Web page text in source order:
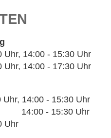
14:00 - 15:30 Uhr
14:00 - 17:30 Uhr
14:00 - 15:30 Uhr
- 15:30 Uhr